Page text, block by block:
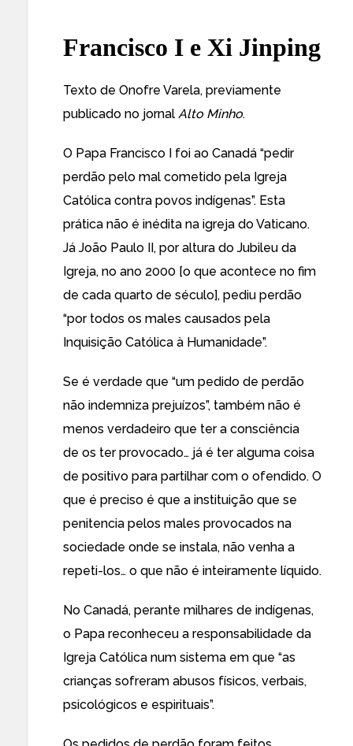
Francisco I e Xi Jinping
Texto de Onofre Varela, previamente
publicado no jornal Alto Minho.
O Papa Francisco I foi ao Canadá “pedir
perdão pelo mal cometido pela Igreja
Católica contra povos indígenas”. Esta
prática não é inédita na igreja do Vaticano.
Já João Paulo II, por altura do Jubileu da
Igreja, no ano 2000 [o que acontece no fim
de cada quarto de século], pediu perdão
“por todos os males causados pela
Inquisição Católica à Humanidade”.
Se é verdade que “um pedido de perdão
não indemniza prejuízos”, também não é
menos verdadeiro que ter a consciência
de os ter provocado… já é ter alguma coisa
de positivo para partilhar com o ofendido. O
que é preciso é que a instituição que se
penitencia pelos males provocados na
sociedade onde se instala, não venha a
repeti-los… o que não é inteiramente líquido.
No Canadá, perante milhares de indígenas,
o Papa reconheceu a responsabilidade da
Igreja Católica num sistema em que “as
crianças sofreram abusos físicos, verbais,
psicológicos e espirituais”.